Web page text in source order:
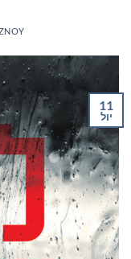
11
יול